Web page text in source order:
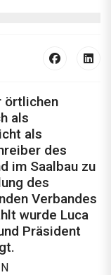
örtlichen
als
als
des
im Saalbau zu
des
Verbandes
wurde Luca
Präsident